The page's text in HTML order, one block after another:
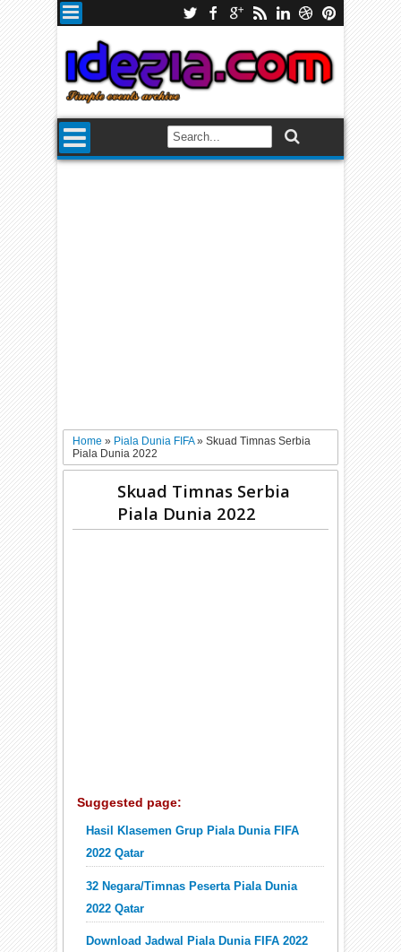
Home» Piala Dunia FIFA»Skuad Timnas Serbia
Piala Dunia 2022
Skuad Timnas Serbia
Piala Dunia 2022
Suggested page:
Hasil Klasemen Grup Piala Dunia FIFA
2022 Qatar
32 Negara/Timnas Peserta Piala Dunia
2022 Qatar
Download Jadwal Piala Dunia FIFA 2022